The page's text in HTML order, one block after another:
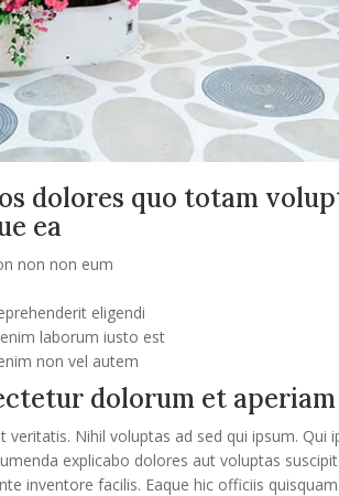
dolores quo totam
ea
non non eum
eligendi
laborum iusto est
non vel autem
dolorum et
Nihil voluptas ad sed qui ipsum.
explicabo dolores aut voluptas
inventore facilis. Eaque hic officiis